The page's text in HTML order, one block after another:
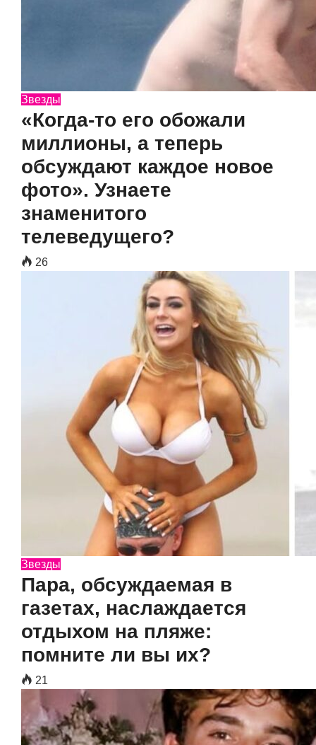
Звезды
«Когда-то его обожали
миллионы, а теперь
обсуждают каждое новое
фото». Узнаете
знаменитого
телеведущего?
26
Звезды
Пара, обсуждаемая в
газетах, наслаждается
отдыхом на пляже:
помните ли вы их?
21